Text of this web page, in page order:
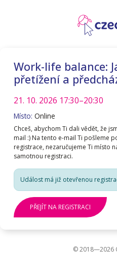
Work-life balance:
přetížení a
21. 10. 2026 17:30–20:30
Místo: Online
Chceš, abychom Ti dali vědět, že
mail :) Na tento e-mail Ti pošleme
registrace, nezaručujeme Ti místo
samotnou registraci.
Událost má již otevřenou
PŘEJÍT NA REGISTRACI
© 2018—2026